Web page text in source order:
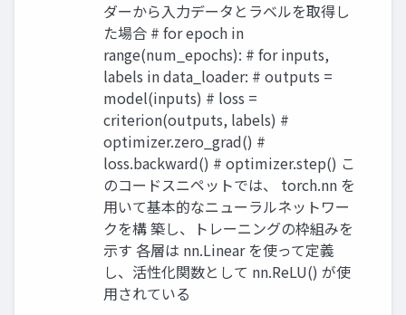
ダーから入力データとラベルを取得し
た場合 # for epoch in
range(num_epochs): # for inputs,
labels in data_loader: # outputs =
model(inputs) # loss =
criterion(outputs, labels) #
optimizer.zero_grad() #
loss.backward() # optimizer.step() こ
のコードスニペットでは、 torch.nn を
用いて基本的なニューラルネットワー
クを構 築し、トレーニングの枠組みを
示す 各層は nn.Linear を使って定義
し、活性化関数として nn.ReLU() が使
用されている